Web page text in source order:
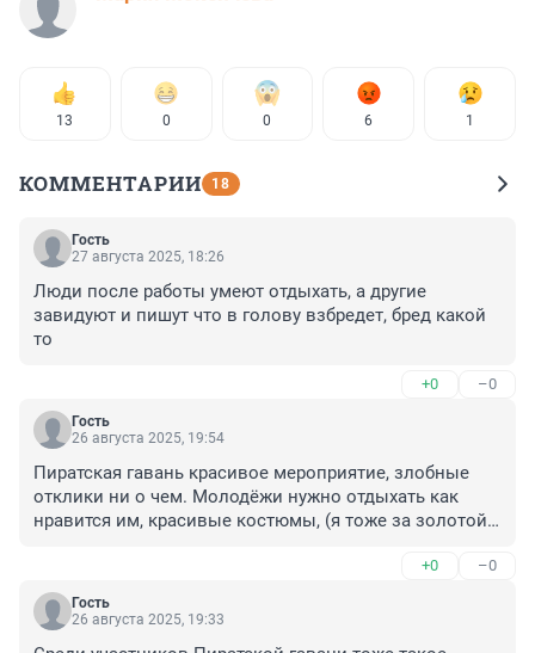
13 0 0 6 1
КОММЕНТАРИИ 18
Гость
27 августа 2025, 18:26
Люди после работы умеют отдыхать, а другие
завидуют и пишут что в голову взбредет, бред какой
то
+0 –0
Гость
26 августа 2025, 19:54
Пиратская гавань красивое мероприятие, злобные
отклики ни о чем. Молодёжи нужно отдыхать как
нравится им, красивые костюмы, (я тоже за золотой
улицам ругаясь и задирая прохожих. Все ребята не
тунеядцы, у всех есть работа, а в выходные отдыхают
и спасибо что сшили костюмы и доставили зрителям
+0 –0
Гость
26 августа 2025, 19:33